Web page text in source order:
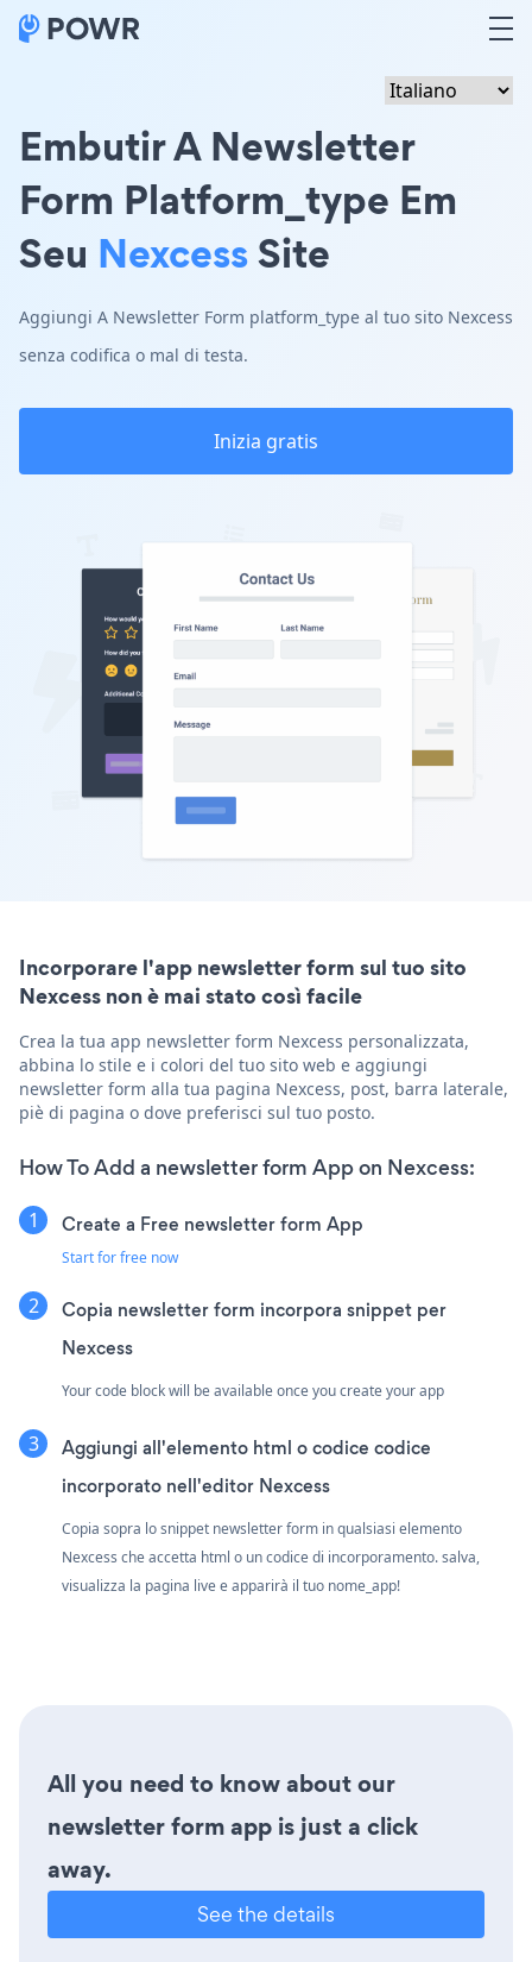
Embutir A Newsletter
Form Platform_type Em
Seu NexcessSite
Aggiungi A Newsletter Form platform_type al tuo sito Nexcess
senza codifica o mal di testa.
Inizia gratis
Incorporare l'app newsletter form sul tuo sito
Nexcess non è mai stato così facile
Crea la tua app newsletter form Nexcess personalizzata,
abbina lo stile e i colori del tuo sito web e aggiungi
newsletter form alla tua pagina Nexcess, post, barra laterale,
piè di pagina o dove preferisci sul tuo posto.
How To Add a newsletter form App on Nexcess:
Create a Free newsletter form App
Start for free now
Copia newsletter form incorpora snippet per
Nexcess
Your code block will be available once you create your app
Aggiungi all'elemento html o codice codice
incorporato nell'editor Nexcess
Copia sopra lo snippet newsletter form in qualsiasi elemento
Nexcess che accetta html o un codice di incorporamento. salva,
visualizza la pagina live e apparirà il tuo nome_app!
All you need to know about our
newsletter form app is just a click
away.
See the details